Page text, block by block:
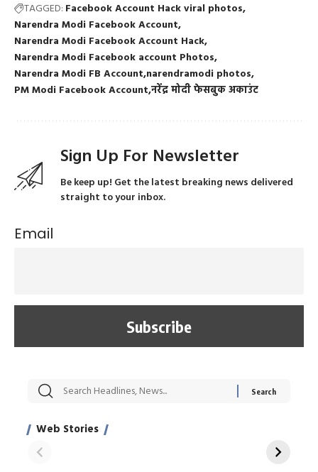
TAGGED: Facebook Account Hack viral photos
Narendra Modi Facebook Account
Narendra Modi Facebook Account Hack
Narendra Modi Facebook account Photos
Narendra Modi FB Account narendramodi photos
PM Modi Facebook Account नरेंद्र मोदी फेसबुक अकाउंट
Sign Up For Newsletter
Be keep up! Get the latest breaking news delivered
straight to your inbox.
Email
Web Stories
सट्टेबाजी में अरेस्ट हुए
साहिल खान
रोज एक कच्चे लहसुन